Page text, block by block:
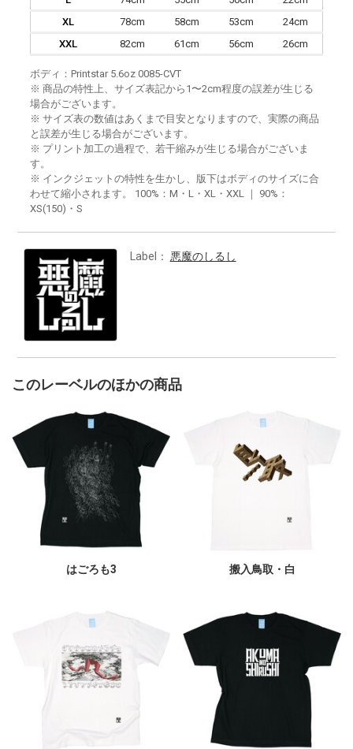
XL
78cm 58cm 53cm
24cm
XXL
82cm 61cm 56cm 26cm
ボディ：Printstar 5.6oz 0085-CVT
※ 商品の特性上、サイズ表記から1〜2cm程度の誤差が生じる
場合がございます。
※ サイズ表の数値はあくまで目安となりますので、実際の商品
と誤差が生じる場合がございます。
※ プリント加工の過程で、若干縮みが生じる場合がございま
す。
※ インクジェットの特性を生かし、版下はボディのサイズに合
わせて縮小されます。 100%：M・L・XL・XXL ｜ 90%：
XS(150)・S
Label： 悪魔のしるし
このレーベルのほかの商品
はごろも3 搬入鳥取・白